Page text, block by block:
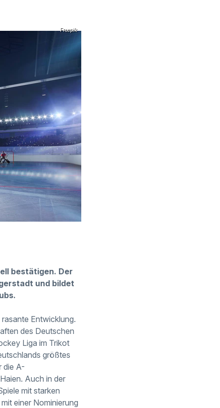
Freepik
bestätigen. Der
und bildet
Entwicklung.
des Deutschen
Liga im Trikot
größtes
die A-
Auch in der
mit starken
einer Nominierung